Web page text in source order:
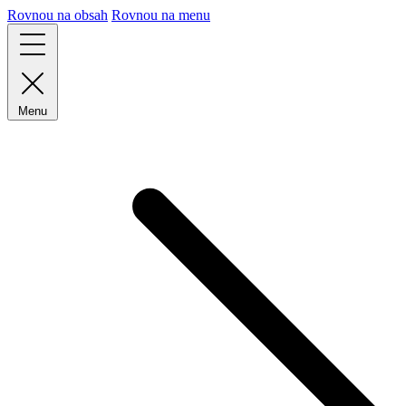
Rovnou na obsah Rovnou na menu
Menu